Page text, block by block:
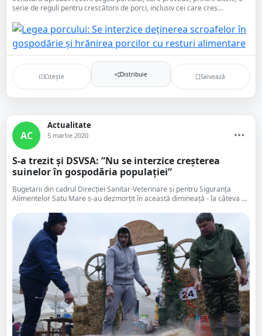
serie de reguli pentru crescătorii de porci, inclusiv cei care cres...
Citește Distribuie Salvează
AC
Actualitate
5 martie 2020
S-a trezit și DSVSA: ”Nu se interzice creșterea
suinelor în gospodăria populației”
Bugetarii din cadrul Direcției Sanitar-Veterinare și pentru Siguranța
Alimentelor Satu Mare s-au dezmorțit în această dimineață - la câteva ...